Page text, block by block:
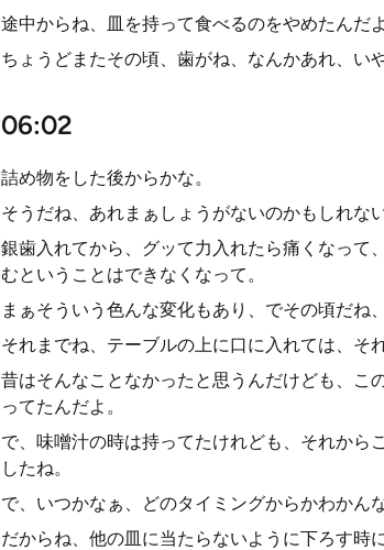
途中からね、皿を持って食べるのをやめたんだよ
ちょうどまたその頃、歯がね、なんかあれ、い
06:02
詰め物をした後からかな。
そうだね、あれまぁしょうがないのかもしれな
銀歯入れてから、グッて力入れたら痛くなって
むということはできなくなって。
まぁそういう色んな変化もあり、でその頃だね
それまでね、テーブルの上に口に入れては、そ
昔はそんなことなかったと思うんだけども、こ
ってたんだよ。
で、味噌汁の時は持ってたけれども、それから
したね。
で、いつかなぁ、どのタイミングからかわかん
だからね、他の皿に当たらないように下ろす時